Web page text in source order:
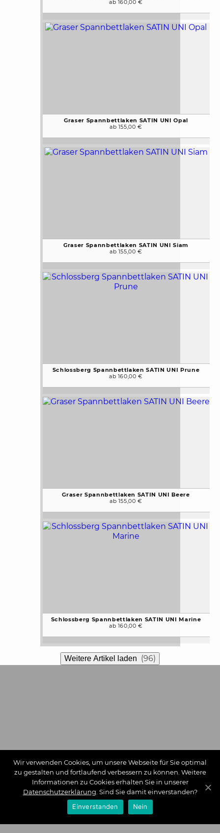
ab 160,00 €
Graser Spannbettlaken SATIN UNI Opal
ab 155,00 €
Graser Spannbettlaken SATIN UNI Siam
ab 155,00 €
Schlossberg Spannbettlaken SATIN UNI Prune
ab 160,00 €
Graser Spannbettlaken SATIN UNI Beere
ab 155,00 €
Schlossberg Spannbettlaken SATIN UNI Marine
ab 160,00 €
Weitere Artikel laden (96)
Wir verwenden Cookies, um unsere Webseite für Sie optimal
zu gestalten und fortlaufend verbessern zu können. Weitere
Informationen zu Cookies erhalten Sie in unserer
Datenschutzerklärung . Sind Sie damit einverstanden?
Einverstanden
Nein